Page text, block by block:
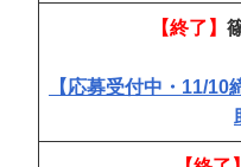
【終了】
【応募受付中・11/